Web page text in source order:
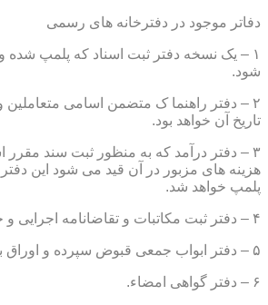
دفاتر موجود در دفترخانه های رسمی
۱ – یک نسخه دفتر ثبت اسناد که پلمپ شده
شود.
۲ – دفتر راهنما ک متضمن اسامی
تاریخ آن خواهد بود.
۳ – دفتر درآمد که به منظور ثبت سند
هزینه های مزبور در آن قید می شود این
پلمپ خواهد شد.
۴ – دفتر ثبت مکاتبات و تقاضانامه اجرایی و خلاصه معاملات.
۵ – دفتر ابواب جمعی قبوض سپرده و اوراق بهادار.
۶ – دفتر گواهی امضاء.